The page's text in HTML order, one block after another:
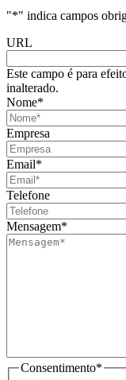
"*" indica campos
URL
Este campo é para
inalterado.
Nome*
Empresa
Email*
Telefone
Mensagem*
Consentimento*